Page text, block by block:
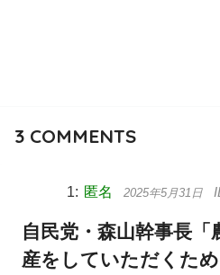
3COMMENTS
匿名 2025年5月31日
自民党・森山幹事長
産をしていただくた